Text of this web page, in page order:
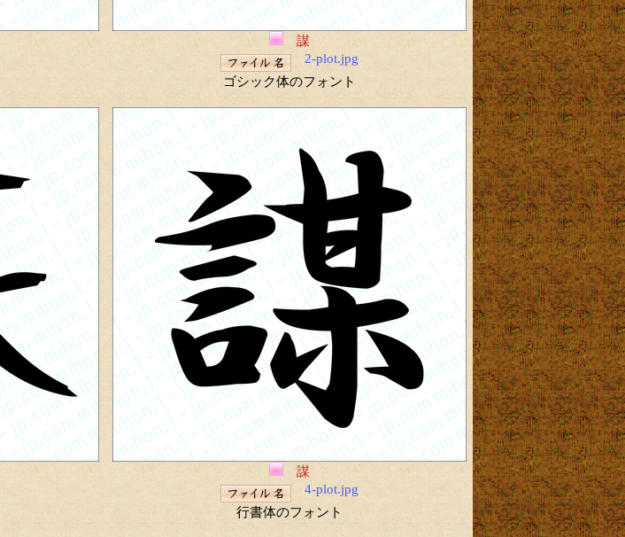
謀
2-plot.jpg
ゴシック体のフォント
謀
4-plot.jpg
行書体のフォント